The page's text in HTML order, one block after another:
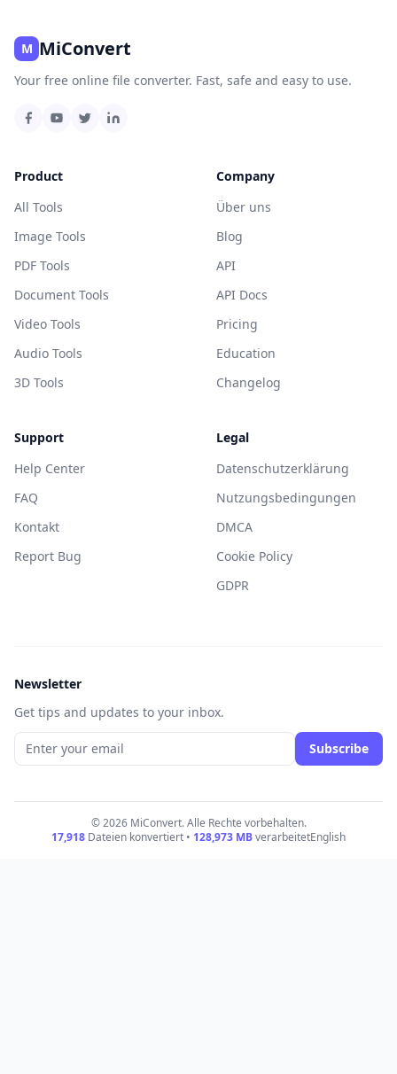
M MiConvert
Your free online file converter. Fast, safe and easy to use.
Product
All Tools
Image Tools
PDF Tools
Document Tools
Video Tools
Audio Tools
3D Tools
Company
Über uns
Blog
API
API Docs
Pricing
Education
Changelog
Support
Help Center
FAQ
Kontakt
Report Bug
Legal
Datenschutzerklärung
Nutzungsbedingungen
DMCA
Cookie Policy
GDPR
Newsletter
Get tips and updates to your inbox.
Subscribe
© 2026 MiConvert. Alle Rechte vorbehalten.
17,918 Dateien konvertiert • 128,973 MBverarbeitetEnglish